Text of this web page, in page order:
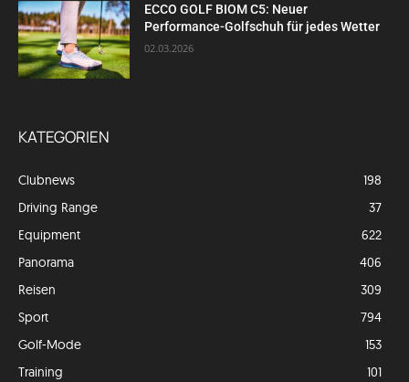
ECCO GOLF BIOM C5: Neuer
Performance-Golfschuh für jedes Wetter
02.03.2026
KATEGORIEN
Clubnews
198
Driving Range
37
Equipment
622
Panorama
406
Reisen
309
Sport
794
Golf-Mode
153
Training
101